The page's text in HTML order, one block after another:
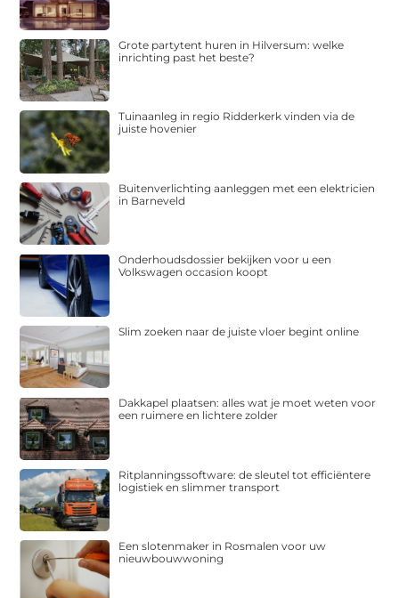
Grote partytent huren in Hilversum: welke
inrichting past het beste?
Tuinaanleg in regio Ridderkerk vinden via de
juiste hovenier
Buitenverlichting aanleggen met een elektricien
in Barneveld
Onderhoudsdossier bekijken voor u een
Volkswagen occasion koopt
Slim zoeken naar de juiste vloer begint online
Dakkapel plaatsen: alles wat je moet weten voor
een ruimere en lichtere zolder
Ritplanningssoftware: de sleutel tot efficiëntere
logistiek en slimmer transport
Een slotenmaker in Rosmalen voor uw
nieuwbouwwoning